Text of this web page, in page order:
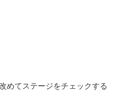
めてステージをチェックする